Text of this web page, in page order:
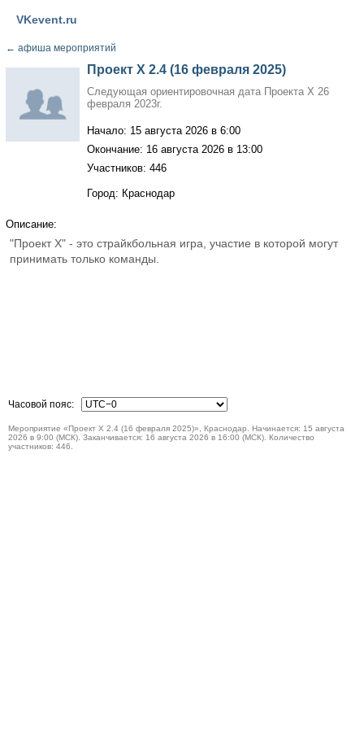
VKevent.ru
← афиша мероприятий
Проект Х 2.4 (16 февраля 2025)
Следующая ориентировочная дата Проекта Х 26
февраля 2023г.
Начало: 15 августа 2026 в 6:00
Окончание: 16 августа 2026 в 13:00
Участников: 446
Город: Краснодар
Описание:
"Проект Х" - это страйкбольная игра, участие в которой могут
принимать только команды.
Часовой пояс:
Мероприятие «Проект Х 2.4 (16 февраля 2025)», Краснодар. Начинается: 15 августа
2026 в 9:00 (МСК). Заканчивается: 16 августа 2026 в 16:00 (МСК). Количество
участников: 446.